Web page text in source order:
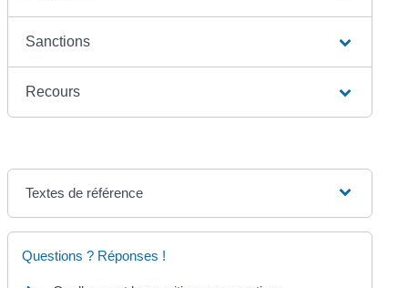
Sanctions
Recours
Textes de référence
Questions ? Réponses !